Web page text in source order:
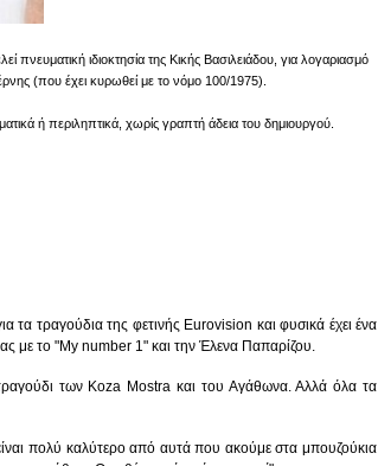
πνευματική ιδιοκτησία της Κικής Βασιλειάδου, για λογαριασμό
(που έχει κυρωθεί με το νόμο 100/1975).
ή περιληπτικά, χωρίς γραπτή άδεια του δημιουργού.
τραγούδια της φετινής Eurovision και φυσικά έχει ένα
με το "My number 1" και την Έλενα Παπαρίζου.
των Koza Mostra και του Αγάθωνα. Αλλά όλα τα
πολύ καλύτερο από αυτά που ακούμε στα μπουζούκια